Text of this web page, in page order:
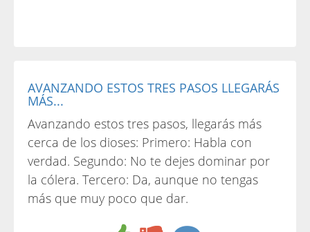
AVANZANDO ESTOS TRES PASOS LLEGARÁS
MÁS...
Avanzando estos tres pasos, llegarás más
cerca de los dioses: Primero: Habla con
verdad. Segundo: No te dejes dominar por
la cólera. Tercero: Da, aunque no tengas
más que muy poco que dar.